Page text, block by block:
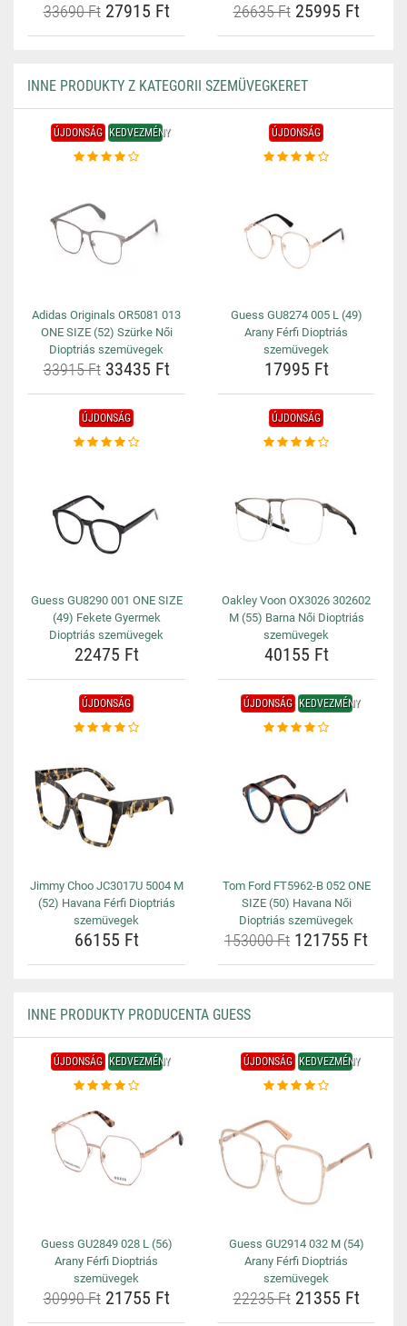
33690 Ft27915 Ft 26635 Ft25995 Ft
INNE PRODUKTY Z KATEGORII SZEMÜVEGKERET
ÚJDONSÁG KEDVEZMÉNY
Adidas Originals OR5081 013
ONE SIZE (52) Szürke Női
Dioptriás szemüvegek
33915 Ft33435 Ft
ÚJDONSÁG
Guess GU8274 005 L (49)
Arany Férfi Dioptriás
szemüvegek
17995 Ft
ÚJDONSÁG
Guess GU8290 001 ONE SIZE
(49) Fekete Gyermek
Dioptriás szemüvegek
22475 Ft
ÚJDONSÁG
Oakley Voon OX3026 302602
M (55) Barna Női Dioptriás
szemüvegek
40155 Ft
ÚJDONSÁG
Jimmy Choo JC3017U 5004 M
(52) Havana Férfi Dioptriás
szemüvegek
66155 Ft
ÚJDONSÁG KEDVEZMÉNY
Tom Ford FT5962-B 052 ONE
SIZE (50) Havana Női
Dioptriás szemüvegek
153000 Ft 121755 Ft
INNE PRODUKTY PRODUCENTA GUESS
ÚJDONSÁG KEDVEZMÉNY
Guess GU2849 028 L (56)
Arany Férfi Dioptriás
szemüvegek
30990 Ft21755 Ft
ÚJDONSÁG KEDVEZMÉNY
Guess GU2914 032 M (54)
Arany Férfi Dioptriás
szemüvegek
22235 Ft21355 Ft